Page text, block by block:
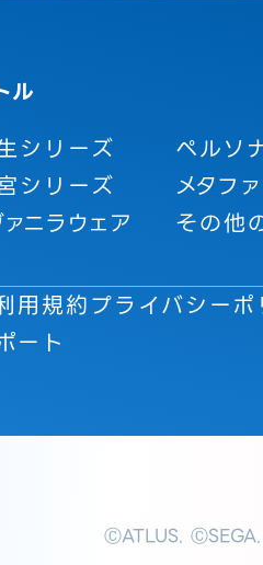
ル
シリーズ
ペルソ
シリーズ
メタフ
ニラウェア
その他
用規約プライバシー
ート
ⒸATLUS. ⒸSEGA.